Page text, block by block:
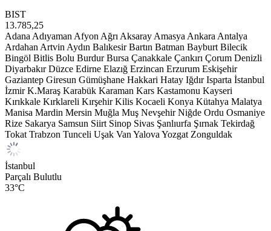
BIST
13.785,25
Adana Adıyaman Afyon Ağrı Aksaray Amasya Ankara Antalya
Ardahan Artvin Aydın Balıkesir Bartın Batman Bayburt Bilecik
Bingöl Bitlis Bolu Burdur Bursa Çanakkale Çankırı Çorum Denizli
Diyarbakır Düzce Edirne Elazığ Erzincan Erzurum Eskişehir
Gaziantep Giresun Gümüşhane Hakkari Hatay Iğdır Isparta İstanbul
İzmir K.Maraş Karabük Karaman Kars Kastamonu Kayseri
Kırıkkale Kırklareli Kırşehir Kilis Kocaeli Konya Kütahya Malatya
Manisa Mardin Mersin Muğla Muş Nevşehir Niğde Ordu Osmaniye
Rize Sakarya Samsun Siirt Sinop Sivas Şanlıurfa Şırnak Tekirdağ
Tokat Trabzon Tunceli Uşak Van Yalova Yozgat Zonguldak
İstanbul
Parçalı Bulutlu
33°C